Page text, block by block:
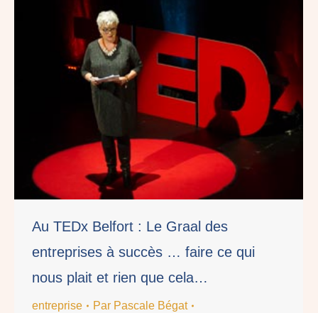
Au TEDx Belfort : Le Graal des
entreprises à succès … faire ce qui
nous plait et rien que cela…
entreprise Par Pascale Bégat